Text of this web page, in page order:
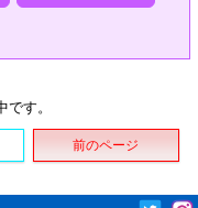
す。
前のページ